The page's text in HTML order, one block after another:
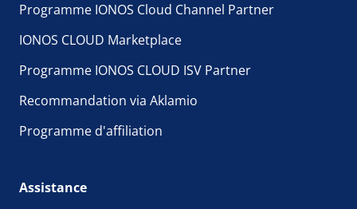
Programme IONOS Cloud Channel Partner
IONOS CLOUD Marketplace
Programme IONOS CLOUD ISV Partner
Recommandation via Aklamio
Programme d'affiliation
Assistance